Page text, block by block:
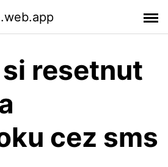
resetnut
cez sms